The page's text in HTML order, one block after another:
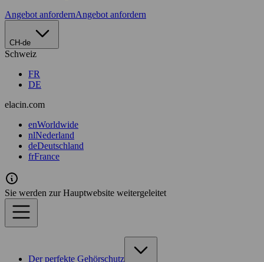
Angebot anfordernAngebot anfordern
CH-de
Schweiz
FR
DE
elacin.com
enWorldwide
nlNederland
deDeutschland
frFrance
Sie werden zur Hauptwebsite weitergeleitet
Der perfekte Gehörschutz